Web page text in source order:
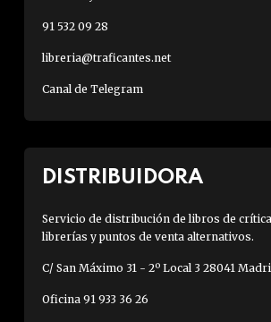
91 532 09 28
libreria@traficantes.net
Canal de Telegram
DISTRIBUIDORA
Servicio de distribución de libros de
librerías y puntos de venta alternativos.
C/ San Máximo 31 - 2º Local 3 28041
Oficina 91 933 36 26